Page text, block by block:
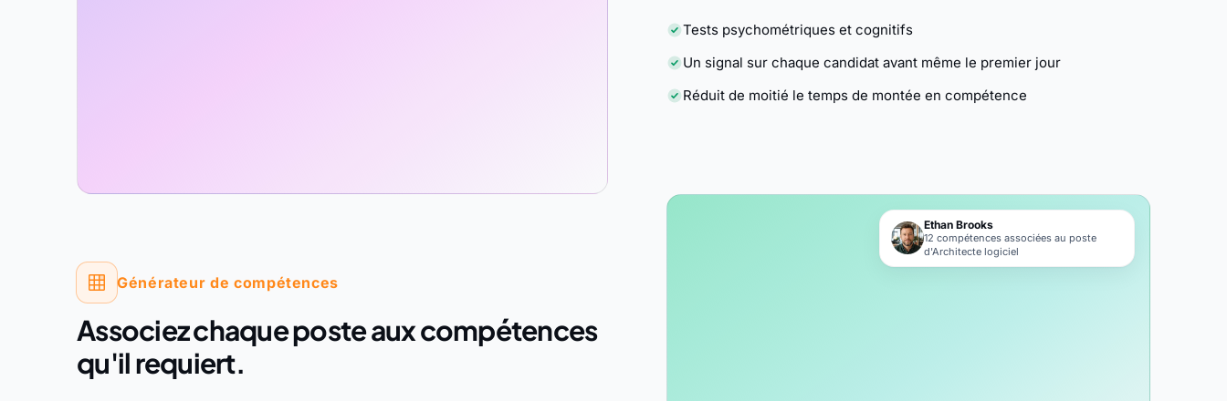
Tests psychométriques et cognitifs
Un signal sur chaque candidat avant même le premier jour
Réduit de moitié le temps de montée en compétence
Générateur de compétences
Associez chaque poste aux compétences
qu'il requiert.
Ethan Brooks
12 compétences associées au poste
d'Architecte logiciel